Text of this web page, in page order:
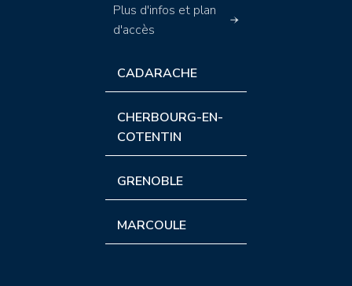
Plus d'infos et plan
d'accès
CADARACHE
CHERBOURG-EN-
COTENTIN
GRENOBLE
MARCOULE